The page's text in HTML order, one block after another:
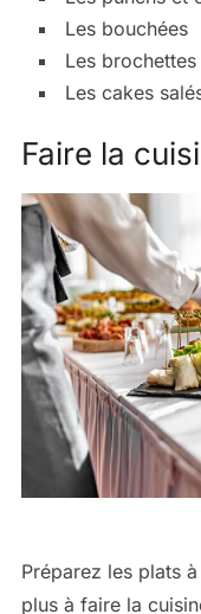
Les bouchées
Les brochettes
Les cakes
Faire la
Préparez les plats à
plus à faire la